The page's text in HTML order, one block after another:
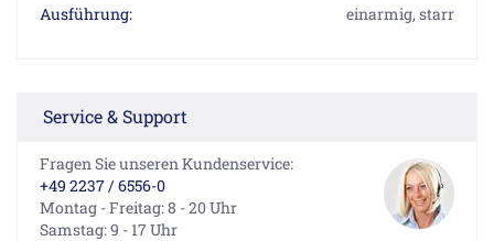
Ausführung: einarmig, starr
Service & Support
Fragen Sie unseren Kundenservice:
+49 2237 / 6556-0
Montag - Freitag: 8 - 20 Uhr
Samstag: 9 - 17 Uhr